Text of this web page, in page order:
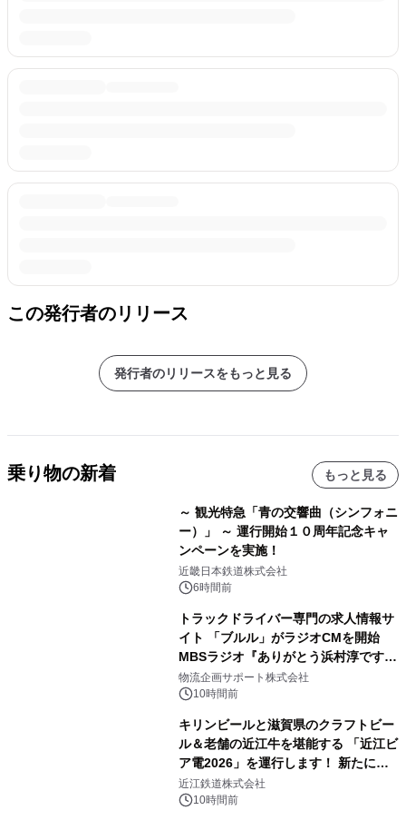
この発行者のリリース
発行者のリリースをもっと見る
乗り物の新着 もっと見る
～ 観光特急「青の交響曲（シンフォニ
ー）」 ～ 運行開始１０周年記念キャ
ンペーンを実施！
近畿日本鉄道株式会社
6時間前
トラックドライバー専門の求人情報サ
イト 「ブルル」がラジオCMを開始
MBSラジオ『ありがとう浜村淳です』
にて8月1日(土)より
物流企画サポート株式会社
10時間前
キリンビールと滋賀県のクラフトビー
ル＆老舗の近江牛を堪能する 「近江ビ
ア電2026」を運行します！ 新たに
「長濱浪漫ビール」が参加！キリン一
番搾り飲み放題が復活！
近江鉄道株式会社
10時間前